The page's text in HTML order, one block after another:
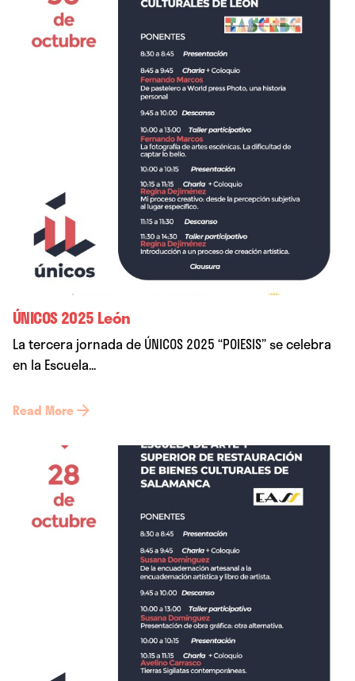
ÚNICOS 2025 León
La tercera jornada de ÚNICOS 2025 “POIESIS” se celebra
en la Escuela...
Read More